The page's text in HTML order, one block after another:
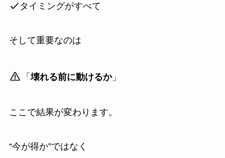
タイミングがすべて
そして重要なのは
「壊れる前に動けるか」
ここで結果が変わります。
“今が得か”ではなく